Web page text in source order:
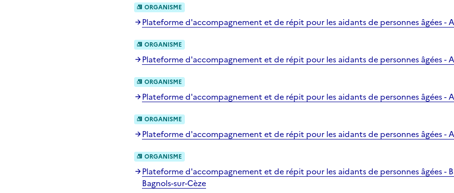
ORGANISME
Plateforme d'accompagnement et de répit pour les aidants de personnes âgées -
ORGANISME
Plateforme d'accompagnement et de répit pour les aidants de personnes âgées -
ORGANISME
Plateforme d'accompagnement et de répit pour les aidants de personnes âgées -
ORGANISME
Plateforme d'accompagnement et de répit pour les aidants de personnes âgées -
ORGANISME
Plateforme d'accompagnement et de répit pour les aidants de personnes âgées -
Bagnols-sur-Cèze